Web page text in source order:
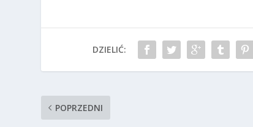
DZIELIĆ:
POPRZEDNI